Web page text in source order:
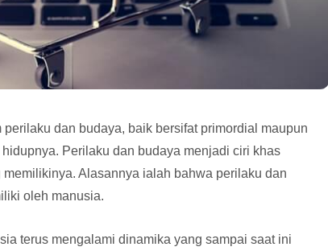
dan budaya, baik bersifat primordial maupun
Perilaku dan budaya menjadi ciri khas
Alasannya ialah bahwa perilaku dan
oleh manusia.
terus mengalami dinamika yang sampai saat ini